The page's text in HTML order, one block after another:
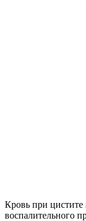
Кровь при цистите
воспалительного